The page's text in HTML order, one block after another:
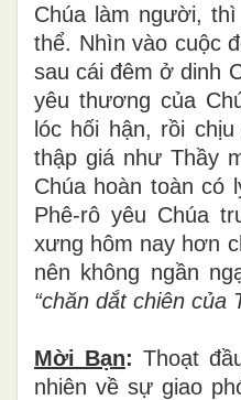
Chúa làm người, thì
thể. Nhìn vào cuộc
sau cáiđêmở dinh
yêu thương của Ch
lóc hối hận, rồi chịu
thập giánhưThầy
Chúa hoàn toàn có
Phê-rô yêu Chúa tr
xưng hôm nay hơn
nên không ngần ng
“chăn dắt chiên của
Mời Bạn: Thoạt đầ
nhiên về sự giao ph